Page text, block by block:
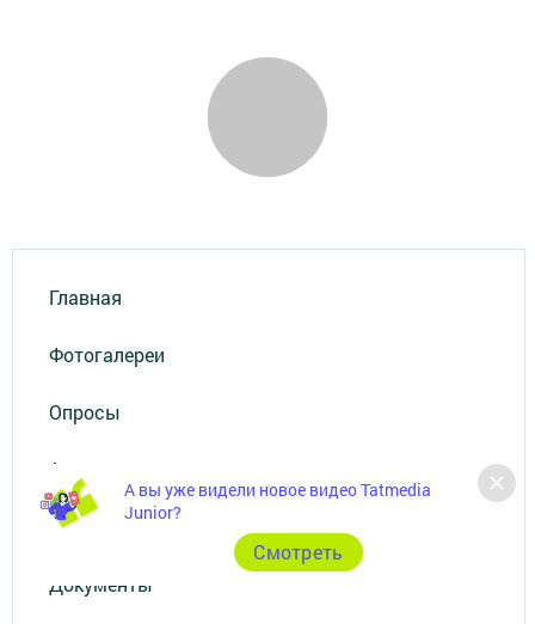
Главная
Фотогалереи
Опросы
Актуальное видео
Видео
Документы
А вы уже видели новое видео Tatmedia
Junior?
Cмотреть